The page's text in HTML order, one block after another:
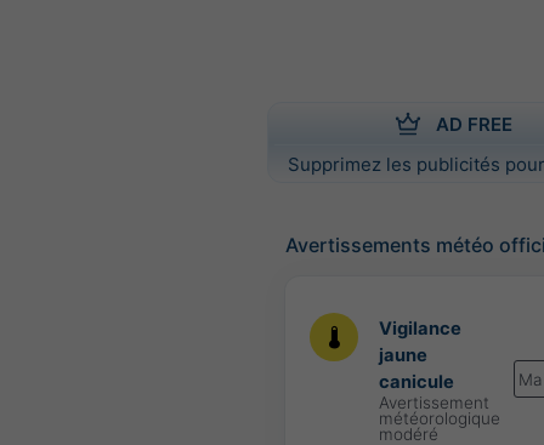
AD FREE
Supprimez les publicités
Avertissements météo
Vigilance
jaune
canicule
Avertissement
météorologique
modéré